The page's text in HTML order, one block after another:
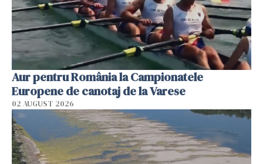
Aur pentru România la Campionatele
Europene de canotaj de la Varese
02 AUGUST 2026